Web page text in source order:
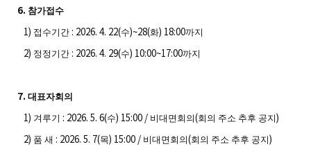
6. 참가접수
1) 접수기간 : 2026. 4. 22(수)~28(화) 18:00까지
2) 정정기간 : 2026. 4. 29(수) 10:00~17:00까지
7. 대표자회의
1) 겨루기 : 2026. 5. 6(수) 15:00 / 비대면회의(회의 주소 추후 공지)
2) 품 새 : 2026. 5. 7(목) 15:00 / 비대면회의(회의 주소 추후 공지)